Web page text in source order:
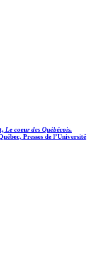
Le coeur des Québécois.
Presses de l’Université